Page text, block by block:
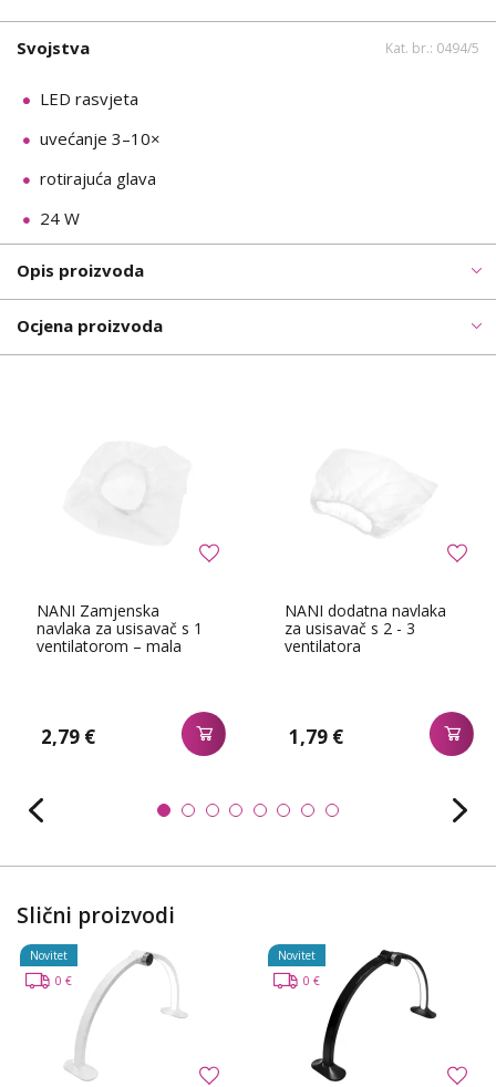
Svojstva Kat. br.: 0494/5
LED rasvjeta
uvećanje 3–10×
rotirajuća glava
24 W
Opis proizvoda
Ocjena proizvoda
NANI Zamjenska
navlaka za usisavač s 1
ventilatorom – mala
2,79 €
NANI dodatna navlaka
za usisavač s 2 - 3
ventilatora
1,79 €
Slični proizvodi
Novitet
0 €
Novitet
0 €